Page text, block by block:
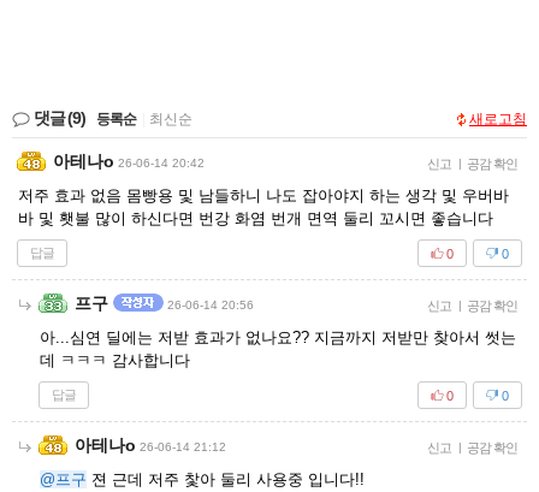
댓글(9) 등록순 최신순 새로고침
아테나o 26-06-14 20:42 신고 | 공감 확인
저주 효과 없음 몸빵용 및 남들하니 나도 잡아야지 하는 생각 및 우버바
바 및 횃불 많이 하신다면 번강 화염 번개 면역 둘리 꼬시면 좋습니다
답글 0
0
프구 26-06-14 20:56 신고 | 공감 확인
아...심연 딜에는 저받 효과가 없나요?? 지금까지 저받만 찾아서 썻는
데 ㅋㅋㅋ 감사합니다
답글 0
0
아테나o 26-06-14 21:12 신고 | 공감 확인
@프구 젼 근데 저주 찿아 둘리 사용중 입니다!!